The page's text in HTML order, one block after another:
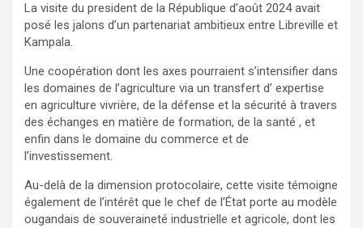
La visite du president de la République d’août 2024 avait
posé les jalons d’un partenariat ambitieux entre Libreville et
Kampala.
Une coopération dont les axes pourraient s’intensifier dans
les domaines de l’agriculture via un transfert d’ expertise
en agriculture vivrière, de la défense et la sécurité à travers
des échanges en matière de formation, de la santé , et
enfin dans le domaine du commerce et de
l’investissement.
Au-delà de la dimension protocolaire, cette visite témoigne
également de l’intérêt que le chef de l’État porte au modèle
ougandais de souveraineté industrielle et agricole, dont les